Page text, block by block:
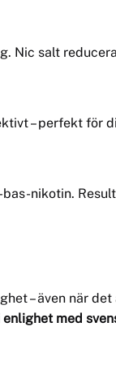
Nic salt
– perfekt för
bas-nikotin.
– även när
med